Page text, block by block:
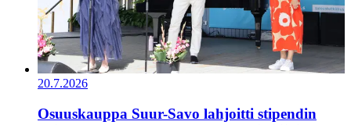
20.7.2026
Osuuskauppa Suur-Savo lahjoitti stipendin